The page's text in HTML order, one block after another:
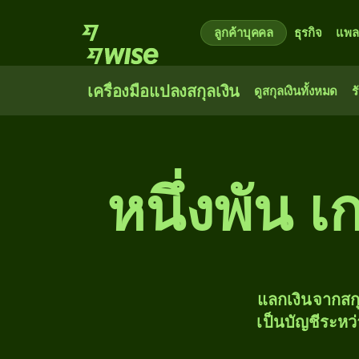
ลูกค้าบุคคล ธุรกิจ แพ
เครื่องมือแปลงสกุลเงิน ดูสกุลเงินทั้งหมด
หนึ่ง​พัน เ
แลกเงินจากส
เป็นบัญชีระหว่